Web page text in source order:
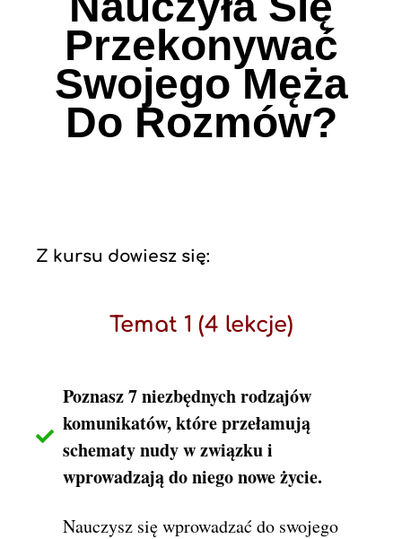
Przekonywać
Swojego Męża
Do Rozmów?
Z kursu dowiesz się:
Temat 1 (4 lekcje)
Poznasz 7 niezbędnych rodzajów
komunikatów, które przełamują
schematy nudy w związku i
wprowadzają do niego nowe życie.
Nauczysz się wprowadzać do swojego